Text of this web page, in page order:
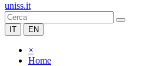
uniss.it
IT EN
×
Home